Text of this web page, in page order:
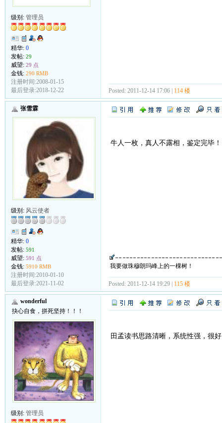
级别: 管理员
精华: 0
发帖: 29
威望: 29 点
金钱: 290 RMB
注册时间:2008-01-15
最后登录:2018-12-22
Posted: 2011-12-14 17:06 | 114 楼
张雪霖
级别: 风云使者
精华: 0
发帖: 591
威望: 591 点
金钱: 5910 RMB
注册时间:2010-01-10
最后登录:2021-11-02
牛人一枚，真人不露相，鉴定完毕！
我要做珠穆朗玛峰上的一棵树！
Posted: 2011-12-14 19:29 | 115 楼
wonderful
抉心自食，拼死坚持！！！
级别: 管理员
田孟读书思路清晰，系统性强，很